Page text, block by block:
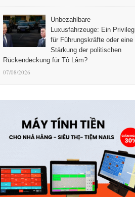
Unbezahlbare
Luxusfahrzeuge: Ein Privileg
für Führungskräfte oder eine
Stärkung der politischen
Rückendeckung für Tô Lâm?
07/08/2026